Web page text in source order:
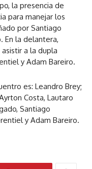
la presencia de
para manejar los
por Santiago
En la delantera,
a la dupla
y Adam Bareiro.
es: Leandro Brey;
Costa, Lautaro
Santiago
y Adam Bareiro.